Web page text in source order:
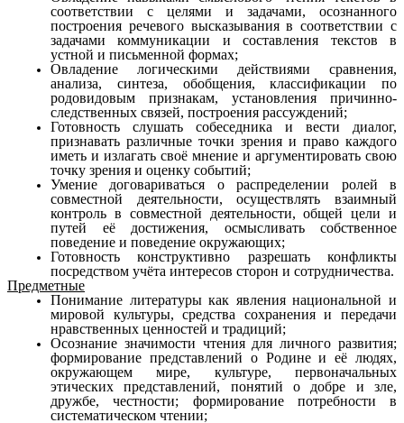
соответствии с целями и задачами, осознанного
построения речевого высказывания в соответствии с
задачами коммуникации и составления текстов в
устной и письменной формах;
Овладение логическими действиями сравнения,
анализа, синтеза, обобщения, классификации по
родовидовым признакам, установления причинно-
следственных связей, построения рассуждений;
Готовность слушать собеседника и вести диалог,
признавать различные точки зрения и право каждого
иметь и излагать своё мнение и аргументировать свою
точку зрения и оценку событий;
Умение договариваться о распределении ролей в
совместной деятельности, осуществлять взаимный
контроль в совместной деятельности, общей цели и
путей её достижения, осмысливать собственное
поведение и поведение окружающих;
Готовность конструктивно разрешать конфликты
посредством учёта интересов сторон и сотрудничества.
Предметные
Понимание литературы как явления национальной и
мировой культуры, средства сохранения и передачи
нравственных ценностей и традиций;
Осознание значимости чтения для личного развития;
формирование представлений о Родине и её людях,
окружающем мире, культуре, первоначальных
этических представлений, понятий о добре и зле,
дружбе, честности; формирование потребности в
систематическом чтении;